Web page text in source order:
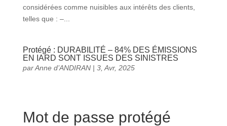
considérées comme nuisibles aux intérêts des clients,
telles que : –...
Protégé : DURABILITÉ – 84% DES ÉMISSIONS
EN IARD SONT ISSUES DES SINISTRES
parAnne d’ANDIRAN| 3, Avr, 2025
Mot de passe protégé